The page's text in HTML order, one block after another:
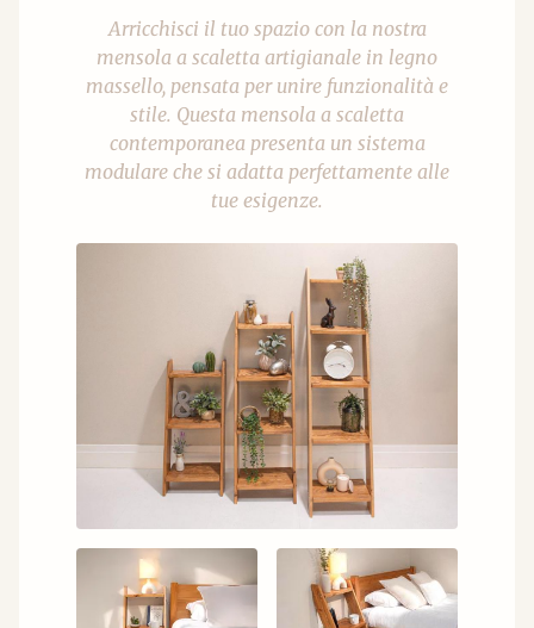
Arricchisci il tuo spazio con la nostra
mensola a scaletta artigianale in legno
massello, pensata per unire funzionalità e
stile. Questa mensola a scaletta
contemporanea presenta un sistema
modulare che si adatta perfettamente alle
tue esigenze.